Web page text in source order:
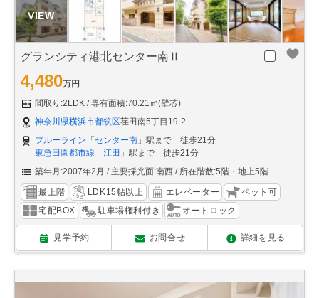
グランシティ港北センター南Ⅱ
4,480万円
間取り:2LDK
専有面積:70.21㎡(壁芯)
神奈川県横浜市都筑区荏田南5丁目19-2
ブルーライン 「センター南 」駅まで 徒歩21分
東急田園都市線 「江田 」駅まで 徒歩21分
築年月:2007年2月
主要採光面:南西 所在階数:5階・地上5階
最上階 LDK15帖以上 エレベーター
ペット可
宅配BOX
駐車場権利付き オートロック
見学予約 お問合せ 詳細を見る